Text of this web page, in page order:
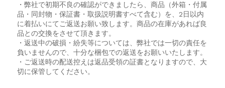
・弊社で初期不良の確認ができましたら、商品（外箱・付属
品・同封物・保証書・取扱説明書すべて含む）を、2日以内
に着払いにてご返送お願い致します。商品の在庫があれば良
品との交換をさせて頂きます。
・返送中の破損・紛失等については、弊社では一切の責任を
負いませんので、十分な梱包での返送をお願いいたします。
・ご返送時の配送控えは返品受領の証書となりますので、大
切に保管してください。